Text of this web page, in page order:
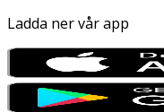
Ladda ner vår app